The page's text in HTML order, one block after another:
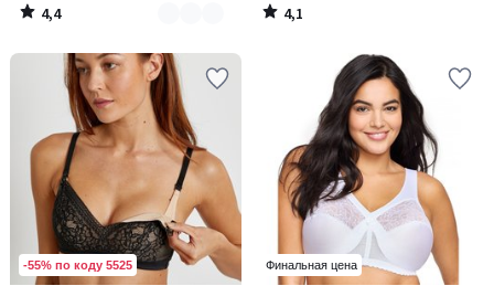
4,4
/
4,1
/
-55% по коду 5525 Финальная цена